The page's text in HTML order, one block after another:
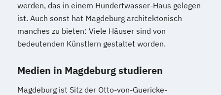
werden, das in einem Hundertwasser-Haus gelegen
ist. Auch sonst hat Magdeburg architektonisch
manches zu bieten: Viele Häuser sind von
bedeutenden Künstlern gestaltet worden.
Medien in Magdeburg studieren
Magdeburg ist Sitz der Otto-von-Guericke-